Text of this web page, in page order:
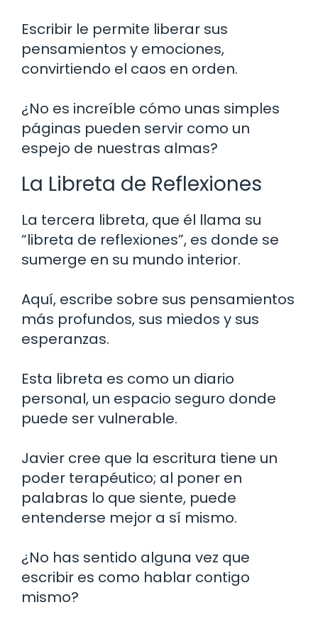
Escribir le permite liberar sus
pensamientos y emociones,
convirtiendo el caos en orden.
¿No es increíble cómo unas simples
páginas pueden servir como un
espejo de nuestras almas?
La Libreta de Reflexiones
La tercera libreta, que él llama su
“libreta de reflexiones”, es donde se
sumerge en su mundo interior.
Aquí, escribe sobre sus pensamientos
más profundos, sus miedos y sus
esperanzas.
Esta libreta es como un diario
personal, un espacio seguro donde
puede ser vulnerable.
Javier cree que la escritura tiene un
poder terapéutico; al poner en
palabras lo que siente, puede
entenderse mejor a sí mismo.
¿No has sentido alguna vez que
escribir es como hablar contigo
mismo?